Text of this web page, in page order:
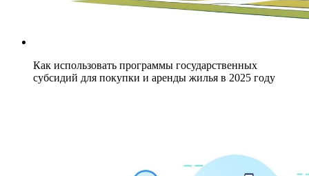
Как использовать программы государственных
субсидий для покупки и аренды жилья в 2025 году